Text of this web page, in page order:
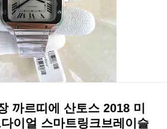
까르띠에 산토스 2018 미
이얼 스마트링크브레이슬